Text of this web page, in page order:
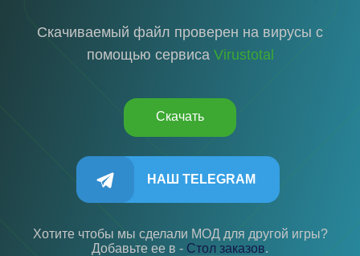
Скачиваемый файл проверен на вирусы с
помощью сервиса Virustotal
Скачать
НАШ TELEGRAM
Хотите чтобы мы сделали МОД для другой игры?
Добавьте ее в - Cтол заказов.